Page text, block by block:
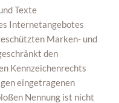
Texte
Internetangebotes
Marken- und
den
Kennzeichenrechts
eingetragenen
Nennung ist nicht